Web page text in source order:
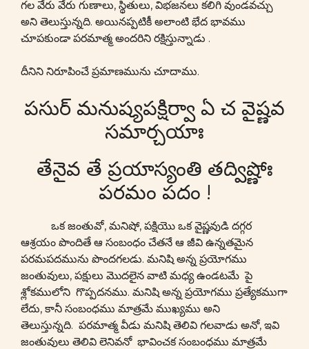
గల వేరు వేరు గుణాలు, స్థితులు, విభజనలు కలిగి వుండవచ్చు
అని తెలుస్తున్నది. అయినప్పటికీ అలాంటి భేద భావము
చూపకుండా పరమాత్మ అందరిని రక్షిస్తున్నాడు .
దీనిని నిరూపించే ప్రమాణమును చూదాము.
పసుర్ మనుష్యపక్షిర్వా ఏ చ వైష్ణవ
సమార్చయాః
తేనైవ తే ప్రయాస్యంతి తద్విష్ణోః
పరమం పదం !
ఒక జంతువో, మనిషో, పక్షియొ ఒక వైష్ణవుడి దగ్గర
ఆశ్రయం పొందితే ఆ సంబంధం చేతనే ఆ జీవి ఉన్నతమైన
పరమపదమును పొందగలడు. మనిషి అన్న ప్రయోగము
జంతువులు, పక్షులు మొదలైన వాటి మధ్య ఉండటమే పై
శ్లోకములోని గొప్పదనము. మనిషి అన్న ప్రయోగము ప్రత్యేకముగా
లేదు, కానీ సంబంధము మాత్రమే ముఖ్యము అని
తెలుస్తున్నది. పరమాత్మ వీడు మనిషి తెలివి గలవాడు అనో, ఇవి
జంతువులు తెలివి లెనివనో భావించక సంబంధము మాత్రమే